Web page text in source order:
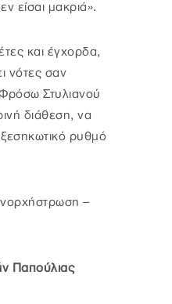
είσαι μακριά».
και έγχορδα,
νότες σαν
Στυλιανού
διάθεση, να
ρυθμό
–
Παπούλιας